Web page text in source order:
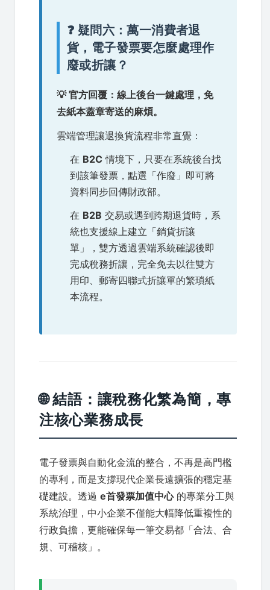
❓ 疑問六：萬一消費者退
貨，電子發票要怎麼處理作
廢或折讓？
💡 官方回覆：線上後台一鍵處理，免
去紙本蓋章寄送的麻煩。
雲端管理讓退換貨流程非常直覺：
在 B2C 情境下，只要在系統後台找
到該筆發票，點選「作廢」即可將
資料同步回傳財政部。
在 B2B 交易或遇到跨期退貨時，系
統也支援線上建立「銷貨折讓
單」，雙方透過雲端系統確認後即
完成稅務折讓，完全免去以往雙方
用印、郵寄四聯式折讓單的繁瑣紙
本流程。
🌐 結語：讓稅務化繁為簡，專
注核心業務成長
電子發票與自動化金流的整合，不再是高門檻
的專利，而是支撐現代企業長遠擴張的穩定基
礎建設。透過 e首發票加值中心的專業分工與
系統治理，中小企業不僅能大幅降低重複性的
行政負擔，更能確保每一筆交易都「合法、合
規、可稽核」。